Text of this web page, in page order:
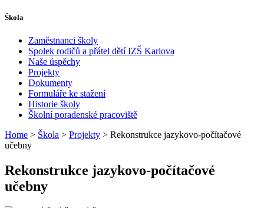
Škola
Zaměstnanci školy
Spolek rodičů a přátel dětí IZŠ Karlova
Naše úspěchy
Projekty
Dokumenty
Formuláře ke stažení
Historie školy
Školní poradenské pracoviště
Home > Škola > Projekty > Rekonstrukce jazykovo-počítačové
učebny
Rekonstrukce jazykovo-počítačové
učebny